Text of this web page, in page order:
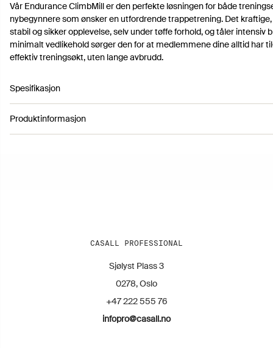
Vår Endurance ClimbMill er den perfekte løsningen for både
nybegynnere som ønsker en utfordrende trappetrening. Det
stabil og sikker opplevelse, selv under tøffe forhold, og tåler intensiv
minimalt vedlikehold sørger den for at medlemmene dine alltid har
effektiv treningsøkt, uten lange avbrudd.
Spesifikasjon
Artikkelnummer 3112042
Produktinformasjon
CASALL PROFESSIONAL
Sjølyst Plass 3
0278, Oslo
+47 222 555 76
infopro@casall.no